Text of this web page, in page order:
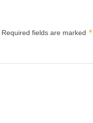
Required fields are marked *